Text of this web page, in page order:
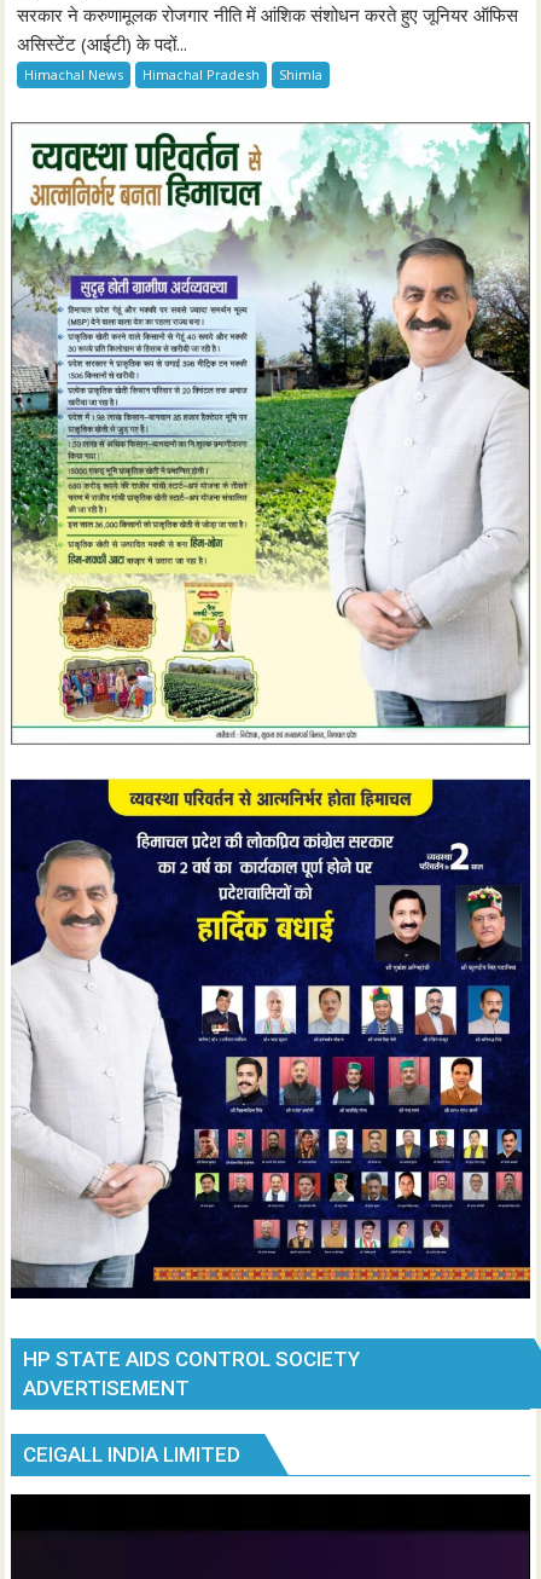
सरकार ने करुणामूलक रोजगार नीति में आंशिक संशोधन करते हुए जूनियर ऑफिस
असिस्टेंट (आईटी) के पदों...
Himachal News Himachal Pradesh Shimla
HP STATE AIDS CONTROL SOCIETY
ADVERTISEMENT
CEIGALL INDIA LIMITED